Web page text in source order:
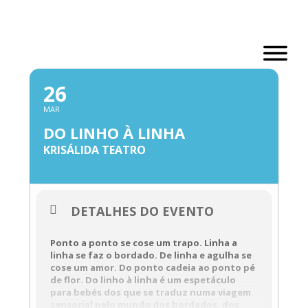
26
MAR
DO LINHO À LINHA
KRISÁLIDA TEATRO
DETALHES DO EVENTO
Ponto a ponto se cose um trapo. Linha a
linha se faz o bordado. De linha e agulha se
cose um amor. Do ponto cadeia ao ponto pé
de flor. Do linho à linha é um espetáculo
para bebés dos que se traduz numa viagem